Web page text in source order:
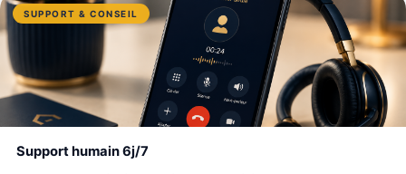
SUPPORT & CONSEIL
Support humain 6j/7